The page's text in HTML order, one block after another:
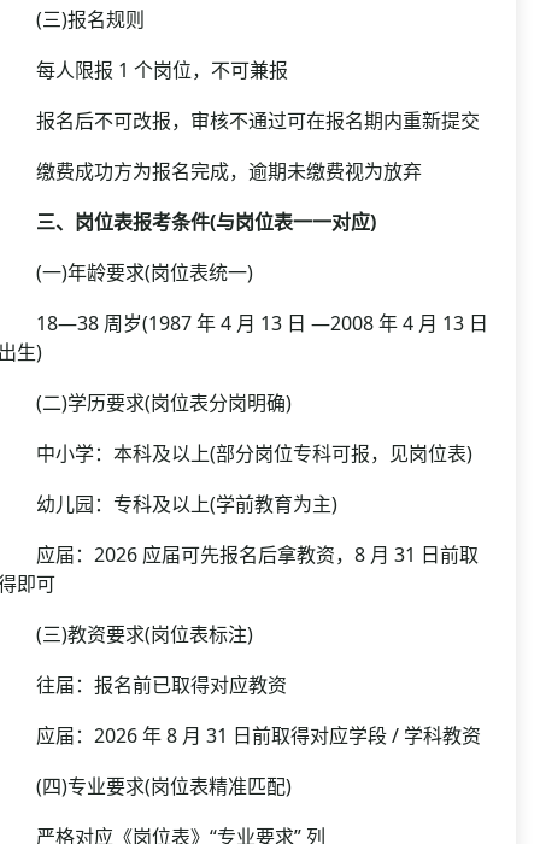
三)报名规则
人限报 1 个岗位，不可兼报
名后不可改报，审核不通过可在报名期内重新提交
费成功方为报名完成，逾期未缴费视为放弃
、岗位表报考条件(与岗位表一一对应)
一)年龄要求(岗位表统一)
周岁(1987 年 4 月 13 日 —2008 年 4 月 13 日
生)
二)学历要求(岗位表分岗明确)
小学：本科及以上(部分岗位专科可报，见岗位表)
儿园：专科及以上(学前教育为主)
届：2026 应届可先报名后拿教资，8 月 31 日前取
即可
三)教资要求(岗位表标注)
届：报名前已取得对应教资
届：2026 年 8 月 31 日前取得对应学段 / 学科教资
四)专业要求(岗位表精准匹配)
格对应《岗位表》“专业要求” 列